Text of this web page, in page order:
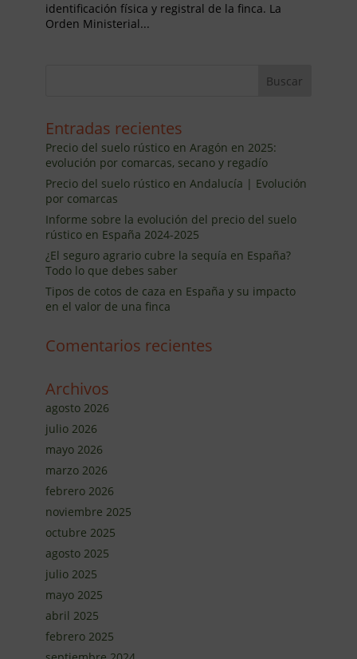
identificación física y registral de la finca. La
Orden Ministerial...
Entradas recientes
Precio del suelo rústico en Aragón en 2025:
evolución por comarcas, secano y regadío
Precio del suelo rústico en Andalucía | Evolución
por comarcas
Informe sobre la evolución del precio del suelo
rústico en España 2024-2025
¿El seguro agrario cubre la sequía en España?
Todo lo que debes saber
Tipos de cotos de caza en España y su impacto
en el valor de una finca
Comentarios recientes
Archivos
agosto 2026
julio 2026
mayo 2026
marzo 2026
febrero 2026
noviembre 2025
octubre 2025
agosto 2025
julio 2025
mayo 2025
abril 2025
febrero 2025